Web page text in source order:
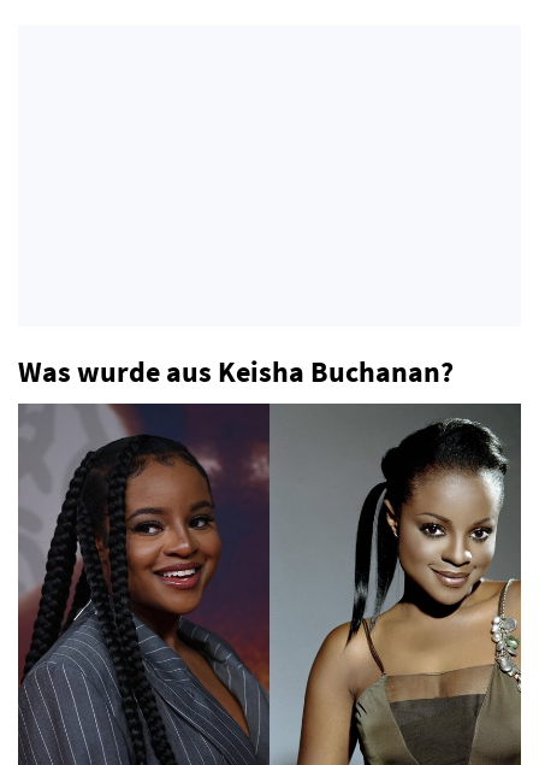
Was wurde aus Keisha Buchanan?